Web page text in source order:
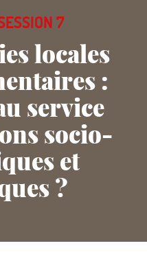
7
locales
:
service
socio-
et
?